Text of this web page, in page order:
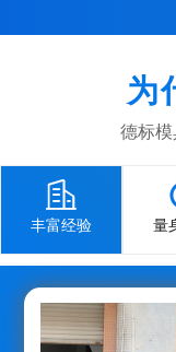
为
德标模

丰富经验 量